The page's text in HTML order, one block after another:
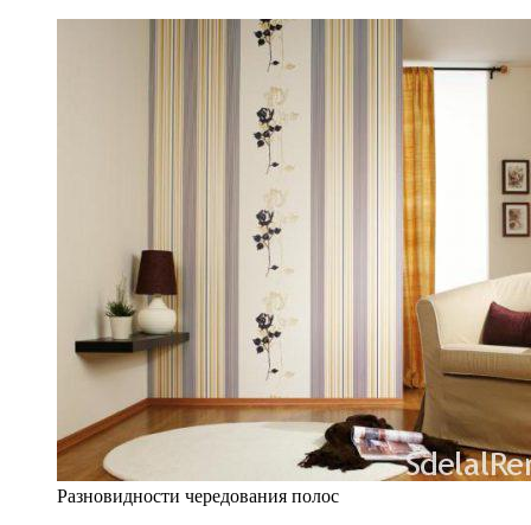
Разновидности чередования полос